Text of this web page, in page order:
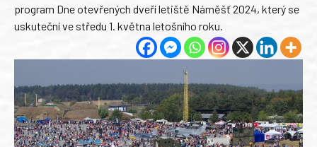
program Dne otevřených dveří letiště Náměšť 2024, který se
uskuteční ve středu 1. května letošního roku.